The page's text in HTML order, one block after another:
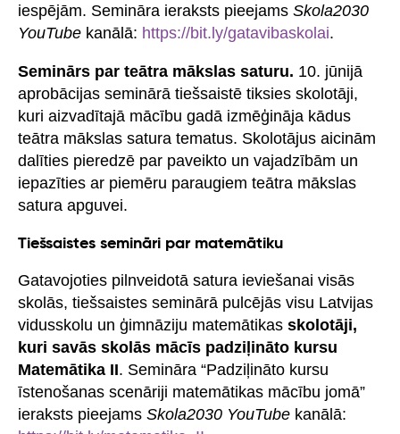
iespējām. Semināra ieraksts pieejams Skola2030
YouTube kanālā: https://bit.ly/gatavibaskolai.
Seminārs par teātra mākslas saturu. 10. jūnijā
aprobācijas seminārā tiešsaistē tiksies skolotāji,
kuri aizvadītajā mācību gadā izmēģināja kādus
teātra mākslas satura tematus. Skolotājus aicinām
dalīties pieredzē par paveikto un vajadzībām un
iepazīties ar piemēru paraugiem teātra mākslas
satura apguvei.
Tiešsaistes semināri par matemātiku
Gatavojoties pilnveidotā satura ieviešanai visās
skolās, tiešsaistes seminārā pulcējās visu Latvijas
vidusskolu un ģimnāziju matemātikas skolotāji,
kuri savās skolās mācīs padziļināto kursu
Matemātika II. Semināra “Padziļināto kursu
īstenošanas scenāriji matemātikas mācību jomā”
ieraksts pieejams Skola2030 YouTube kanālā: